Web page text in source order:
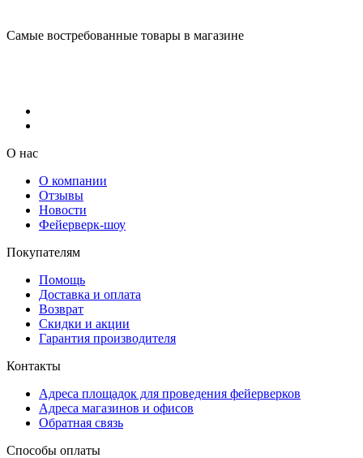
Самые востребованные товары в магазине
О нас
О компании
Отзывы
Новости
Фейерверк-шоу
Покупателям
Помощь
Доставка и оплата
Возврат
Скидки и акции
Гарантия производителя
Контакты
Адреса площадок для проведения фейерверков
Адреса магазинов и офисов
Обратная связь
Способы оплаты